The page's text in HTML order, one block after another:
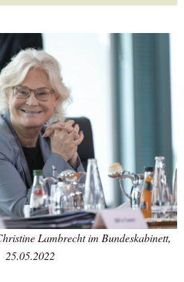
Lambrecht im Bundeskabinett,
25.05.2022